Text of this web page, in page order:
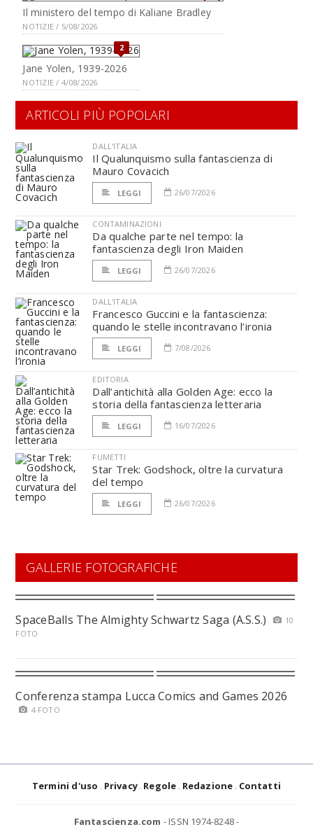
Il ministero del tempo di Kaliane Bradley
NOTIZIE / 5/08/2026
2
Jane Yolen, 1939-2026
NOTIZIE / 4/08/2026
ARTICOLI PIÙ POPOLARI
DALL'ITALIA
Il Qualunquismo sulla fantascienza di
Mauro Covacich
LEGGI 26/07/2026
CONTAMINAZIONI
Da qualche parte nel tempo: la
fantascienza degli Iron Maiden
LEGGI 26/07/2026
DALL'ITALIA
Francesco Guccini e la fantascienza:
quando le stelle incontravano l’ironia
LEGGI 7/08/2026
EDITORIA
Dall’antichità alla Golden Age: ecco la
storia della fantascienza letteraria
LEGGI 16/07/2026
FUMETTI
Star Trek: Godshock, oltre la curvatura
del tempo
LEGGI 26/07/2026
GALLERIE FOTOGRAFICHE
SpaceBalls The Almighty Schwartz Saga (A.S.S.)
10
FOTO
Conferenza stampa Lucca Comics and Games 2026
4 FOTO
Termini d'uso Privacy Regole Redazione Contatti
Fantascienza.com - ISSN 1974-8248 -